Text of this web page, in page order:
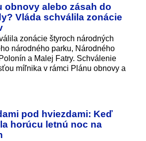
obnovy alebo zásah do
Vláda schválila zonácie
zonácie štyroch národných
národného parku, Národného
a Malej Fatry. Schválenie
míľnika v rámci Plánu obnovy a
pod hviezdami: Keď
horúcu letnú noc na